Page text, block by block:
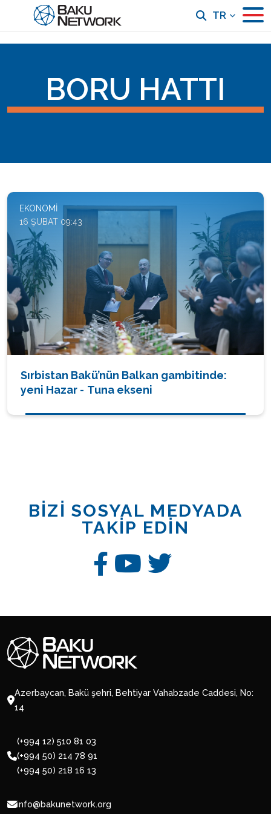
TR
BORU HATTI
EKONOMI
16 ŞUBAT 09:43
Sırbistan Bakü’nün Balkan gambitinde:
yeni Hazar - Tuna ekseni
BİZİ SOSYAL MEDYADA
TAKİP EDİN
Azerbaycan, Bakü şehri, Behtiyar Vahabzade Caddesi, No:
14
(+994 12) 510 81 03
(+994 50) 214 78 91
(+994 50) 218 16 13
info@bakunetwork.org